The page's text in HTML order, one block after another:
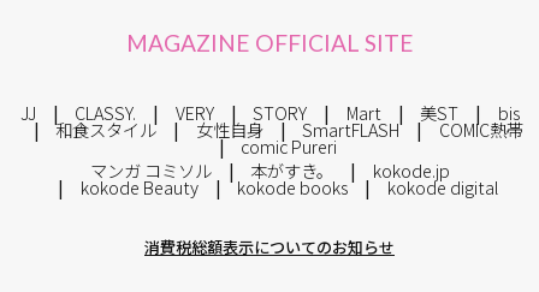
MAGAZINE OFFICIAL SITE
JJ CLASSY. VERY STORY Mart 美ST bis
和食スタイル 女性自身 SmartFLASH COMIC熱帯
comic Pureri
マンガ コミソル
本がすき。 kokode.jp
kokode Beauty kokode books kokode digital
消費税総額表示についてのお知らせ